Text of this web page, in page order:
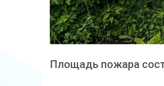
Площадь пожара